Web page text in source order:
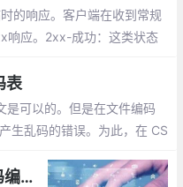
的响应。客户端在收到常规
响应。2xx-成功：这类状态
表
是可以的。但是在文件编码
生乱码的错误。为此，在 CS
正确的解析的。
Unicode字符集和UTF8编码编码的前世今生